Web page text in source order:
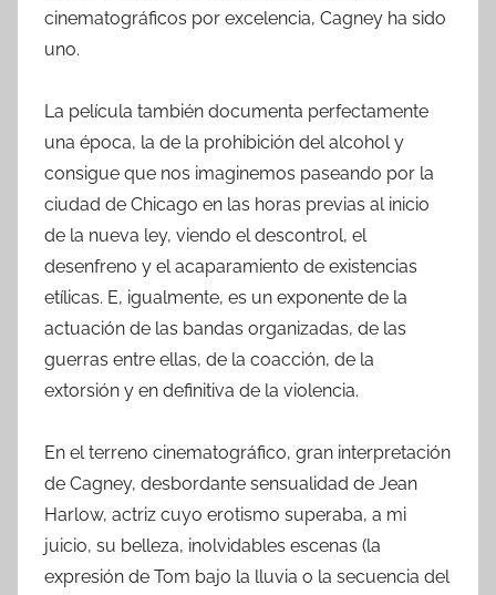
cinematográficos por excelencia, Cagney ha sido
uno.
La película también documenta perfectamente
una época, la de la prohibición del alcohol y
consigue que nos imaginemos paseando por la
ciudad de Chicago en las horas previas al inicio
de la nueva ley, viendo el descontrol, el
desenfreno y el acaparamiento de existencias
etílicas. E, igualmente, es un exponente de la
actuación de las bandas organizadas, de las
guerras entre ellas, de la coacción, de la
extorsión y en definitiva de la violencia.
En el terreno cinematográfico, gran interpretación
de Cagney, desbordante sensualidad de Jean
Harlow, actriz cuyo erotismo superaba, a mi
juicio, su belleza, inolvidables escenas (la
expresión de Tom bajo la lluvia o la secuencia del